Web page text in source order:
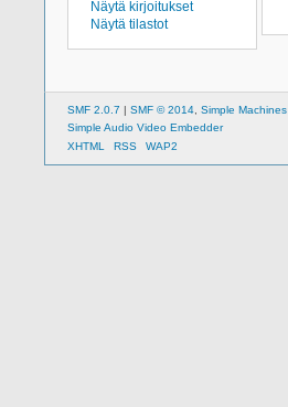
Näytä kirjoitukset
Näytä tilastot
SMF 2.0.7 | SMF © 2014 Simple Machines
Simple Audio Video Embedder
XHTML
RSS WAP2